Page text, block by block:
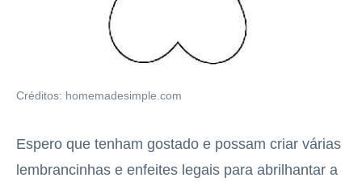
Créditos: homemadesimple.com
Espero que tenham gostado e possam criar várias
lembrancinhas e enfeites legais para abrilhantar a